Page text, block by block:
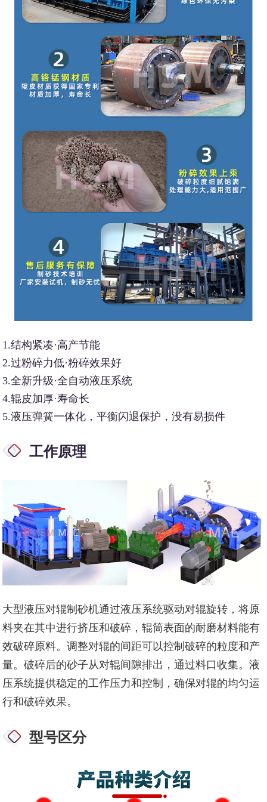
1.结构紧凑·高产节能
2.过粉碎力低·粉碎效果好
3.全新升级·全自动液压系统
4.辊皮加厚·寿命长
5.液压弹簧一体化，平衡闪退保护，没有易损件
工作原理
大型液压对辊制砂机通过液压系统驱动对辊旋转，将原
料夹在其中进行挤压和破碎，辊筒表面的耐磨材料能有
效破碎原料。调整对辊的间距可以控制破碎的粒度和产
量。破碎后的砂子从对辊间隙排出，通过料口收集。液
压系统提供稳定的工作压力和控制，确保对辊的均匀运
行和破碎效果。
型号区分